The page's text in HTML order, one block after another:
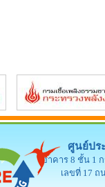
ศูนย์ปร
อาคาร 8 ชั้น 1
เลขที่ 17 ถ